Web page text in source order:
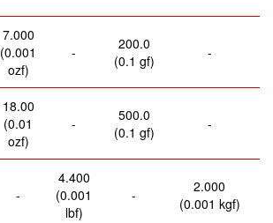
7.000
(0.001
ozf)
-
200.0
(0.1 gf)
-
18.00
(0.01
ozf)
-
500.0
(0.1 gf)
-
-
4.400
(0.001
lbf)
-
2.000
(0.001 kgf)